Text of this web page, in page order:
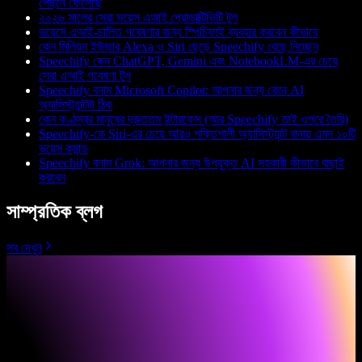
পেছনে ফেলেছে
২০২৬ সালের সেরা ভয়েস এআই প্রোডাক্টিভিটি টুল
ভয়েসে এআই-চালিত গবেষণার জন্য স্পিচিফাই ব্যবহার করবেন কীভাবে
কেন মিলিয়ন ইউজার Alexa ও Siri ছেড়ে Speechify বেছে নিচ্ছেন
Speechify কেন ChatGPT, Gemini এবং NotebookLM-এর চেয়ে
সেরা এআই গবেষণা টুল
Speechify বনাম Microsoft Copilot: আপনার জন্য কোন AI
অ্যাসিস্ট্যান্টটা ঠিক
কেন কণ্ঠস্বর মানুষের দ্রুততম ইন্টারফেস (আর Speechify তাই ওপরে তৈরি)
Speechify-কে Siri-এর চেয়ে আরও শক্তিশালী অ্যাসিস্ট্যান্ট বানায় এমন ১০টি
ভয়েস কমান্ড
Speechify বনাম Grok: আপনার জন্য উপযুক্ত AI সহকারী কীভাবে বাছাই
করবেন
সাম্প্রতিক ব্লগ
সব দেখুন